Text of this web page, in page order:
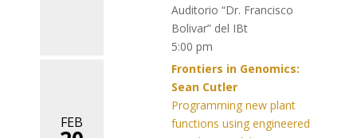
Auditorio “Dr. Francisco
Bolivar” del IBt
5:00 pm
FEB
Frontiers in Genomics:
Sean Cutler
Programming new plant
functions using engineered